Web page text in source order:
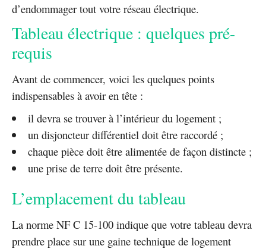
d’endommager tout votre réseau électrique.
Tableau électrique : quelques pré-
requis
Avant de commencer, voici les quelques points
indispensables à avoir en tête :
il devra se trouver à l’intérieur du logement ;
un disjoncteur différentiel doit être raccordé ;
chaque pièce doit être alimentée de façon distincte ;
une prise de terre doit être présente.
L’emplacement du tableau
La norme NF C 15-100 indique que votre tableau devra
prendre place sur une gaine technique de logement